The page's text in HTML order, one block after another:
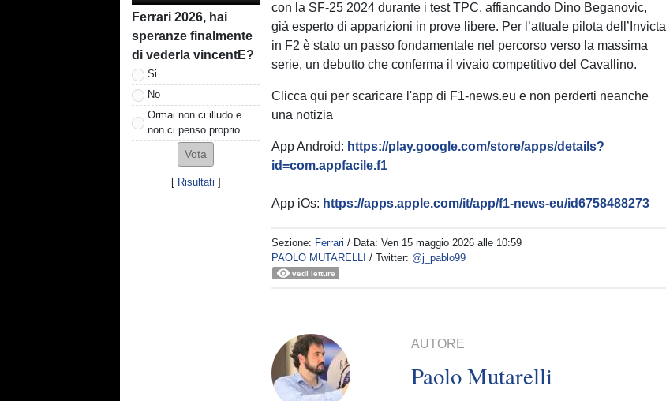
Ferrari 2026, hai
speranze finalmente
di vederla vincentE?
Si
No
Ormai non ci illudo e
non ci penso proprio
[ Risultati ]
con la SF-25 2024 durante i test TPC, affiancando Dino Beganovic,
già esperto di apparizioni in prove libere. Per l’attuale pilota dell’Invicta
in F2 è stato un passo fondamentale nel percorso verso la massima
serie, un debutto che conferma il vivaio competitivo del Cavallino.
Clicca qui per scaricare l'app di F1-news.eu e non perderti neanche
una notizia
App Android: https://play.google.com/store/apps/details?
id=com.appfacile.f1
App iOs: https://apps.apple.com/it/app/f1-news-eu/id6758488273
Sezione: Ferrari / Data:Ven 15 maggio 2026 alle 10:59
PAOLO MUTARELLI / Twitter: @j_pablo99
vedi letture
AUTORE
Paolo Mutarelli